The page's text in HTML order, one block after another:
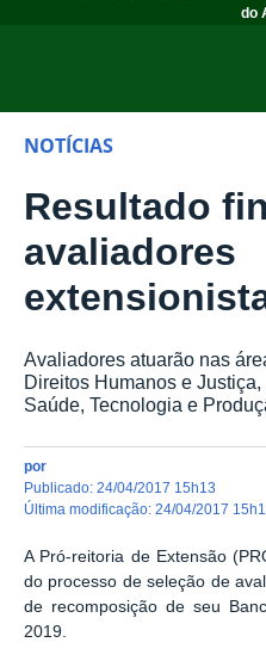
do
NOTÍCIAS
Resultado
avaliadores
Avaliadores atuarão nas
Direitos Humanos e
Saúde, Tecnologia e
por
publicado: 24/04/2017 15h13
última modificação: 24/04/2017
A Pró-reitoria de Extensão
do processo de seleção de
de recomposição de seu
2019.